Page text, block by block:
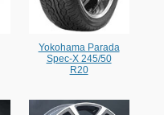
Yokohama Parada
Spec-X 245/50
R20